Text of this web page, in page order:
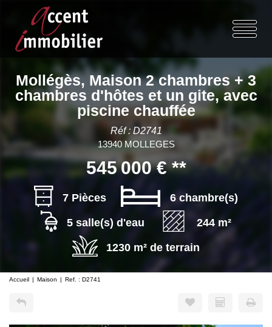
Mollégès, Maison 2 chambres + 3
chambres d'hôtes et un gite, avec
piscine chauffée
Réf : D2741
13940 MOLLEGES
545 000 €**
7 Pièces 6 chambre(s)
5 salle(s) d'eau 244 m²
1230 m² de terrain
Accueil Maison Ref. : D2741